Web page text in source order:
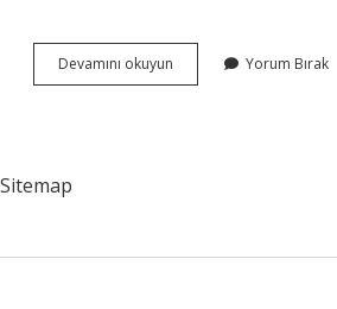
Devamını okuyun Arabulucu
Hangi
Yorum Bırak
Sitemap